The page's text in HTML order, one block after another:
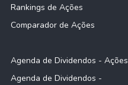
Rankings de Ações
Comparador de Ações
Agenda de Dividendos - Ações
Agenda de Dividendos -